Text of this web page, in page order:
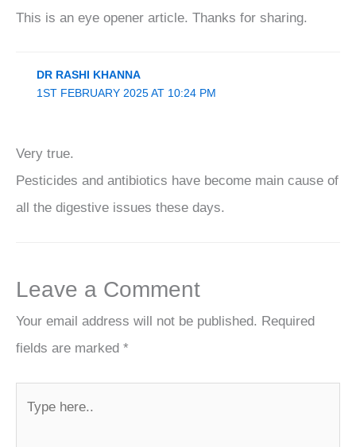
This is an eye opener article. Thanks for sharing.
DR RASHI KHANNA
1ST FEBRUARY 2025 AT 10:24 PM
Very true.
Pesticides and antibiotics have become main cause of
all the digestive issues these days.
Leave a Comment
Your email address will not be published. Required
fields are marked *